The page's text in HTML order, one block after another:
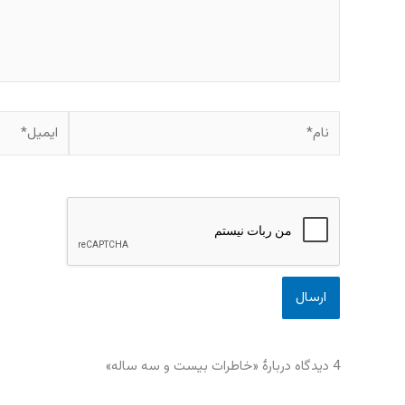
4 دیدگاه دربارهٔ «خاطرات بیست و سه ساله»